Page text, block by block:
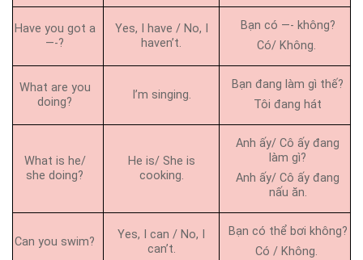
Have you got a
—-?
Yes, I have / No, I
haven’t.
Bạn có —- không?
Có/ Không.
What are you
doing?
I’m singing.
Bạn đang làm gì thế?
Tôi đang hát
What is he/
she doing?
He is/ She is
cooking.
Anh ấy/ Cô ấy đang
làm gì?
Anh ấy/ Cô ấy đang
nấu ăn.
Can you swim?
Yes, I can / No, I
can’t.
Bạn có thể bơi không?
Có / Không.